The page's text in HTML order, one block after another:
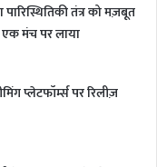
तंत्र को मज़बूत
मंच पर लाया
प्लेटफॉर्म्स पर रिलीज़